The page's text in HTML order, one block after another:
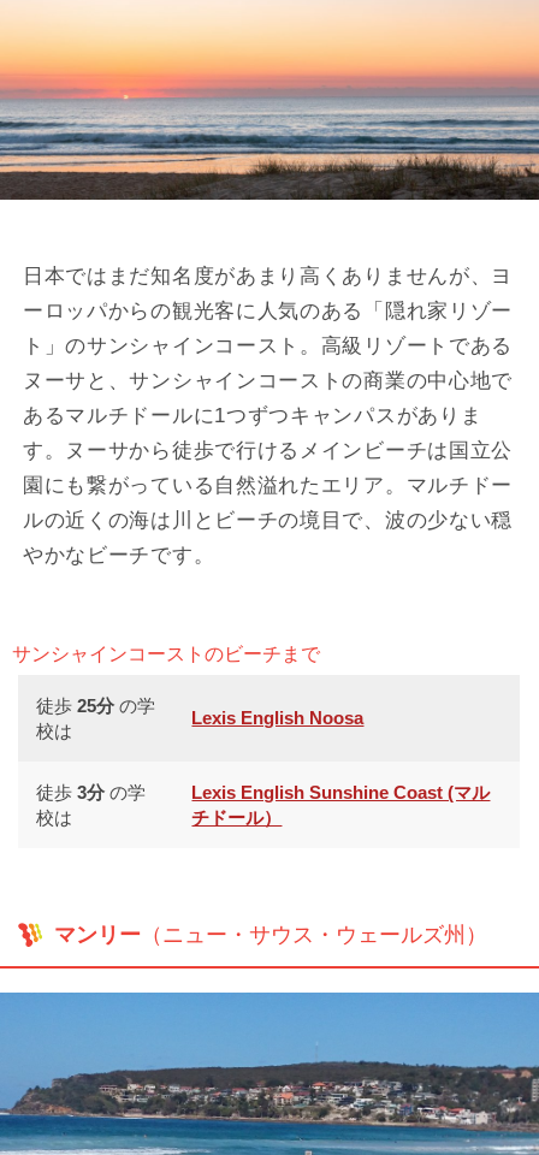
日本ではまだ知名度があまり高くありませんが、ヨ
ーロッパからの観光客に人気のある「隠れ家リゾー
ト」のサンシャインコースト。高級リゾートである
ヌーサと、サンシャインコーストの商業の中心地で
あるマルチドールに1つずつキャンパスがありま
す。ヌーサから徒歩で行けるメインビーチは国立公
園にも繋がっている自然溢れたエリア。マルチドー
ルの近くの海は川とビーチの境目で、波の少ない穏
やかなビーチです。
サンシャインコーストのビーチまで
徒歩25分 の学
校は
Lexis English Noosa
徒歩3分 の学
校は
Lexis English Sunshine Coast (マル
チドール）
マンリー （ニュー・サウス・ウェールズ州）